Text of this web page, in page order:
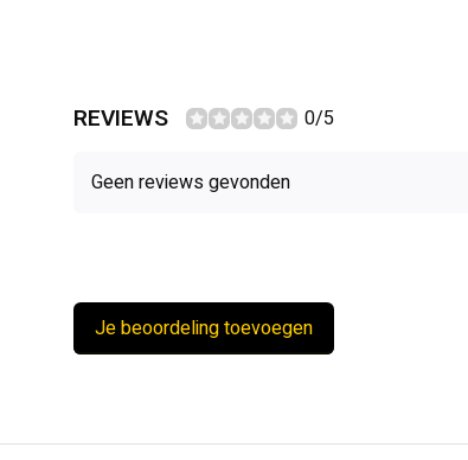
REVIEWS 0/5
Geen reviews gevonden
Je beoordeling toevoegen